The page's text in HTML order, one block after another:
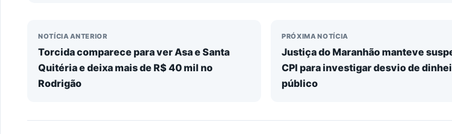
NOTÍCIA ANTERIOR
Torcida comparece para ver Asa e Santa
Quitéria e deixa mais de R$ 40 mil no
Rodrigão
PRÓXIMA NOTÍCIA
Justiça do Maranhão manteve
CPI para investigar desvio de
público